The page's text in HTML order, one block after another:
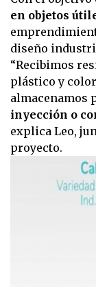
en objetos
diseño
“Recibimos
plástico y
almacenamos
inyección o
explica Leo,
proyecto.